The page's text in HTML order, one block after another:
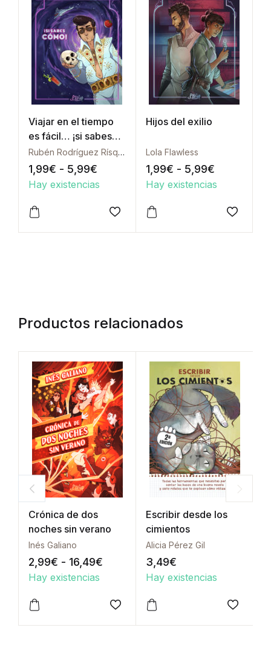
Viajar en el tiempo
es fácil… ¡si sabes
cómo!
Rubén Rodríguez Rísquez
1,99€ - 5,99€ Rango de precios: desde 1,99€
Hay existencias
Este producto tiene múltiples variantes. Las
Añadir a la lista de deseos
Hijos del exilio
Lola Flawless
1,99€ - 5,99€Rango de
Hay existencias
Este producto tieneAñadir
Productos relacionados
Crónica de dos
noches sin verano
Inés Galiano
2,99€ - 16,49€ Rango de precios: desde 2,99€
Hay existencias
Este producto tiene múltiples variantes. Las
Añadir a la lista de deseos
Escribir desde los
cimientos
Alicia Pérez Gil
3,49€
Hay existencias
Este producto tieneAñadir